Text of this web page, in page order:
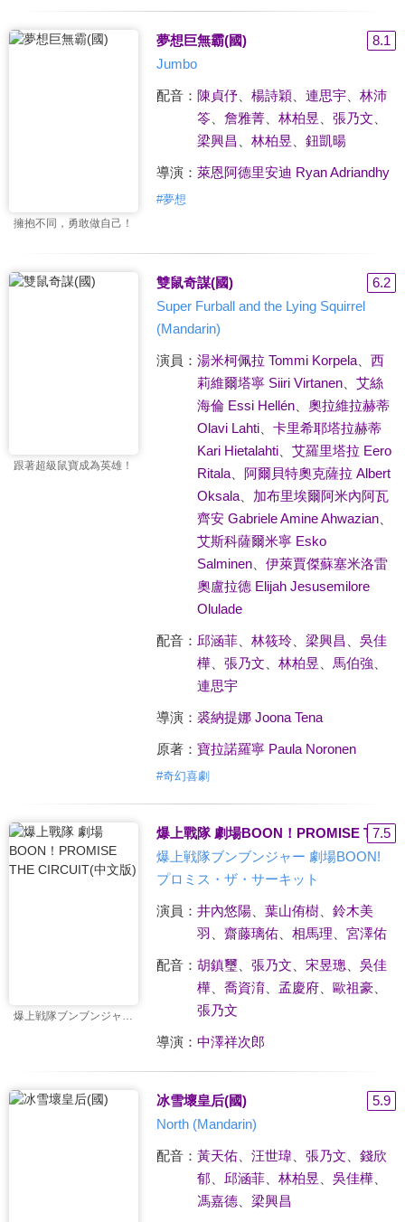
擁抱不同，勇敢做自己！
夢想巨無霸(國)
8.1
Jumbo
配音： 陳貞伃、 楊詩穎 連思宇、 林沛
笭、 詹雅菁、 林柏昱 張乃文
梁興昌
林柏昱 鈕凱暘
導演： 萊恩阿德里安迪 Ryan Adriandhy
#夢想
跟著超級鼠寶成為英雄！
雙鼠奇謀(國)
6.2
Super Furball and the Lying Squirrel
(Mandarin)
演員： 湯米柯佩拉 Tommi Korpela、 西
莉維爾塔寧 Siiri Virtanen、 艾絲
海倫 Essi Hellén、 奧拉維拉赫蒂
Olavi Lahti、 卡里希耶塔拉赫蒂
Kari Hietalahti、 艾羅里塔拉 Eero
Ritala、 阿爾貝特奧克薩拉 Albert
Oksala、 加布里埃爾阿米內阿瓦
齊安 Gabriele Amine Ahwazian、
艾斯科薩爾米寧 Esko
Salminen、 伊萊賈傑蘇塞米洛雷
奧盧拉德 Elijah Jesusemilore
Olulade
配音： 邱涵菲、 林筱玲、 梁興昌
吳佳
樺、 張乃文 林柏昱 馬伯強
連思宇
導演： 裘納提娜 Joona Tena
原著： 寶拉諾羅寧 Paula Noronen
#奇幻喜劇
爆上戰隊 劇場BOON！PROMISE THE
7.5
爆上戦隊ブンブンジャー 劇場BOON!
プロミス・ザ・サーキット
演員： 井內悠陽、 葉山侑樹、 鈴木美
羽
齋藤璃佑、 相馬理 宮澤佑
配音： 胡鎮璽、 張乃文 宋昱璁、 吳佳
樺、 喬資淯、 孟慶府、 歐祖豪
張乃文
導演： 中澤祥次郎
冰雪壞皇后(國)
5.9
North (Mandarin)
配音： 黃天佑、 汪世瑋、 張乃文
錢欣
郁、 邱涵菲、 林柏昱 吳佳樺、
馮嘉德、 梁興昌